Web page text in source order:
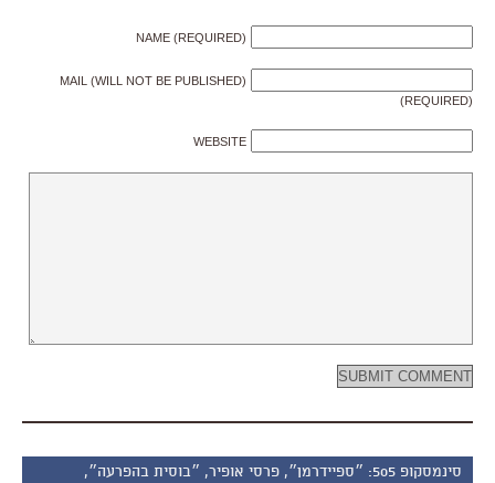
NAME (REQUIRED)
MAIL (WILL NOT BE PUBLISHED)
(REQUIRED)
WEBSITE
סינמסקופ 505: ״ספיידרמן״, פרסי אופיר, ״בוסית בהפרעה״,